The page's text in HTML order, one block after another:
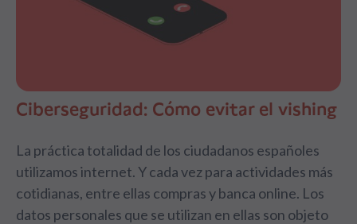
Ciberseguridad: Cómo evitar el vishing
La práctica totalidad de los ciudadanos españoles
utilizamos internet. Y cada vez para actividades más
cotidianas, entre ellas compras y banca online. Los
datos personales que se utilizan en ellas son objeto